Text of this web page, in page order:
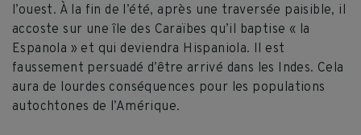
l’ouest. À la fin de l’été, après une traversée paisible, il
accoste sur une île des Caraïbes qu’il baptise « la
Espanola » et qui deviendra Hispaniola. Il est
faussement persuadé d’être arrivé dans les Indes. Cela
aura de lourdes conséquences pour les populations
autochtones de l’Amérique.